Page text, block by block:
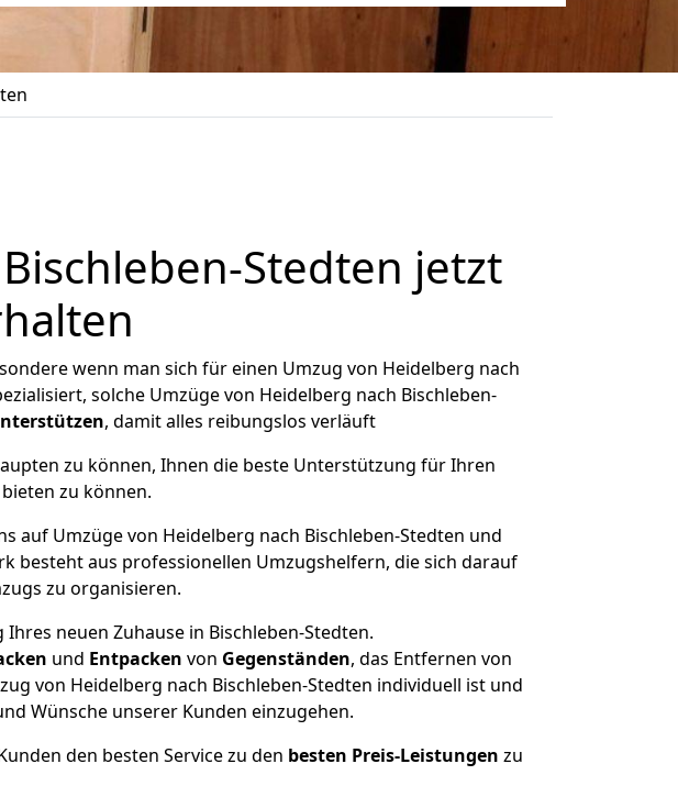
Stedten jetzt
wenn man sich für einen Umzug von Heidelberg nach
solche Umzüge von Heidelberg nach Bischleben-
, damit alles reibungslos verläuft
zu können, Ihnen die beste Unterstützung für Ihren
zu können.
auf Umzüge von Heidelberg nach Bischleben-Stedten und
besteht aus professionellen Umzugshelfern, die sich darauf
zu organisieren.
neuen Zuhause in Bischleben-Stedten.
und Entpacken von Gegenständen, das Entfernen von
von Heidelberg nach Bischleben-Stedten individuell ist und
Wünsche unserer Kunden einzugehen.
den besten Service zu den besten Preis-Leistungen zu